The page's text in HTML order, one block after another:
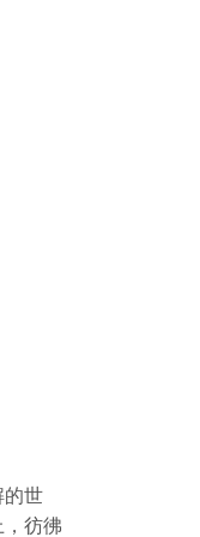
的世
彷彿